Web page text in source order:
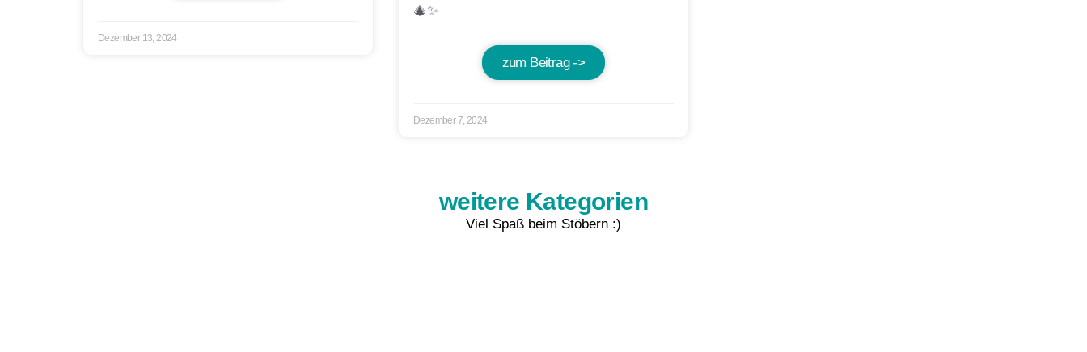
Dezember 13, 2024
🎄✨
zum Beitrag ->
Dezember 7, 2024
weitere Kategorien
Viel Spaß beim Stöbern :)